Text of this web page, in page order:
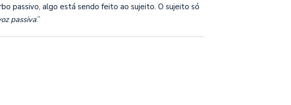
passivo, algo está sendo feito ao sujeito. O sujeito só
passiva.”